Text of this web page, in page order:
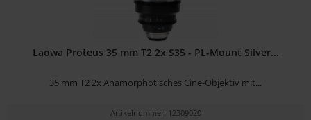
Laowa Proteus 35 mm T2 2x S35 - PL-Mount Silver...
35 mm T2 2x Anamorphotisches Cine-Objektiv mit...
Artikelnummer: 12309020